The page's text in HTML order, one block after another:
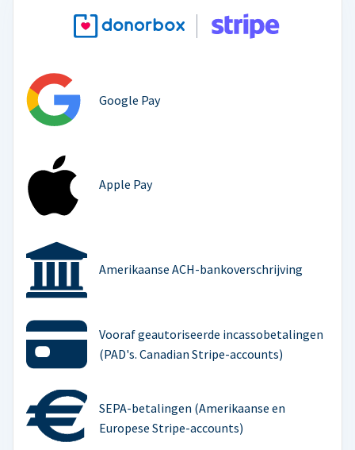
Google Pay
Apple Pay
Amerikaanse ACH-bankoverschrijving
Vooraf geautoriseerde incassobetalingen
(PAD's. Canadian Stripe-accounts)
SEPA-betalingen (Amerikaanse en
Europese Stripe-accounts)